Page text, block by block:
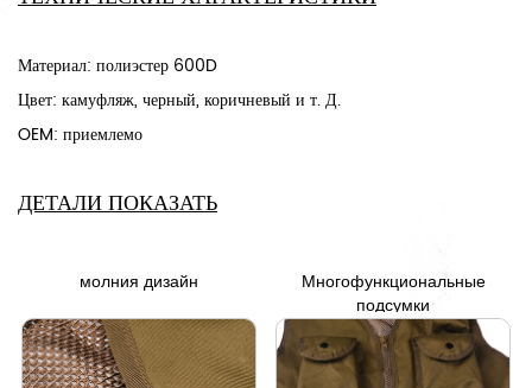
Материал: полиэстер 600D
Цвет: камуфляж, черный, коричневый и т. Д.
OEM: приемлемо
ДЕТАЛИ ПОКАЗАТЬ
молния дизайн
Многофункциональные
подсумки